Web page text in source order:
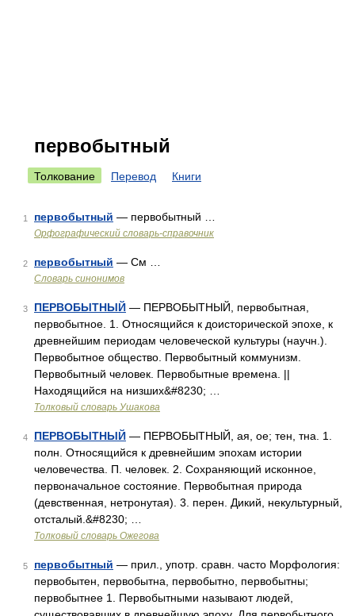
первобытный
Толкование Перевод Книги
1 первобытный — первобытный …
Орфографический словарь-справочник
2 первобытный — См …
Словарь синонимов
3 ПЕРВОБЫТНЫЙ — ПЕРВОБЫТНЫЙ, первобытная,
первобытное. 1. Относящийся к доисторической эпохе, к
древнейшим периодам человеческой культуры (научн.).
Первобытное общество. Первобытный коммунизм.
Первобытный человек. Первобытные времена. ||
Находящийся на низших&#8230; …
Толковый словарь Ушакова
4 ПЕРВОБЫТНЫЙ — ПЕРВОБЫТНЫЙ, ая, ое; тен, тна. 1.
полн. Относящийся к древнейшим эпохам истории
человечества. П. человек. 2. Сохраняющий исконное,
первоначальное состояние. Первобытная природа
(девственная, нетронутая). 3. перен. Дикий, некультурный,
отсталый.&#8230; …
Толковый словарь Ожегова
5 первобытный — прил., употр. сравн. часто Морфология:
первобытен, первобытна, первобытно, первобытны;
первобытнее 1. Первобытными называют людей,